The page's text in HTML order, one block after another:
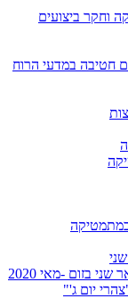
וחקר ביצועים
חטיבה במדעי הרוח
בזום -מאי 2020
יום ג'"